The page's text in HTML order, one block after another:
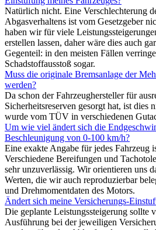
Natürlich nicht. Eine Verschlechterung
Abgasverhaltens ist vom Gesetzgeber
haben wir für viele
erstellen lassen, daher wäre dies auch
Gegenteil: in den meisten Fällen
Schadstoffausstoß sogar.
Muss die originale Bremsanlage der
werden?
Da schon der Fahrzeughersteller für
Sicherheitsreserven gesorgt hat, ist dies
wurde vom TÜV in verschiedenen
Um wie viel ändert sich die
Beschleunigung von 0-100 km/h?
Eine exakte Angabe für jedes Fahrzeug
Verschiedene Bereifungen und
sehr unzuverlässig. Wir orientieren uns
Werten, die wir auch reproduzierbar
und Drehmomentdaten des Motors.
Ändert sich meine Versicherungs-
Die geplante Leistungssteigerung sollte
Ausführung bei der jeweiligen